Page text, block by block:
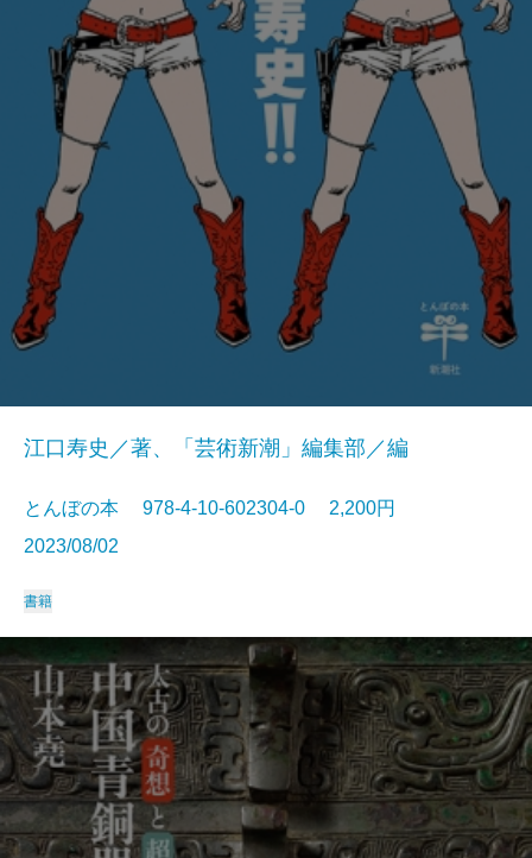
江口寿史／著、「芸術新潮」編集部／編
とんぼの本 978-4-10-602304-0 2,200円
2023/08/02
書籍